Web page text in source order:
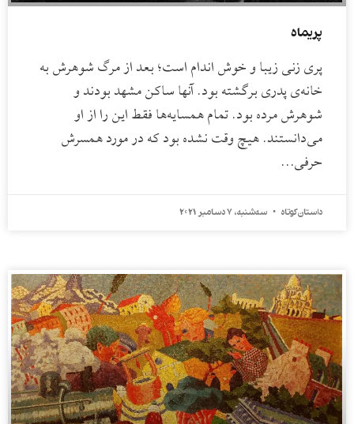
پریماه
پری زنی زیبا و خوش اندام است؛ بعد از مرگ شوهرش به
خانه‌ی پدری برگشته بود. آنها ساکن مشهد بودند و
شوهرش مرده بود. تمام همسایه‌ها فقط این را از او
می‌دانستند. هیچ وقت نشده بود که در مورد همسرش
حرفی…
داستان کوتاه سه‌شنبه، 7 دسامبر 2021